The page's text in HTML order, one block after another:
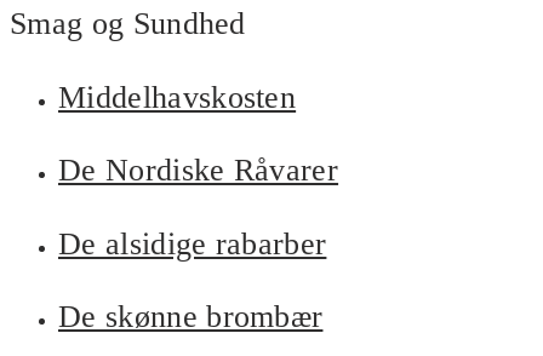
Smag og Sundhed
Middelhavskosten
De Nordiske Råvarer
De alsidige rabarber
De skønne brombær